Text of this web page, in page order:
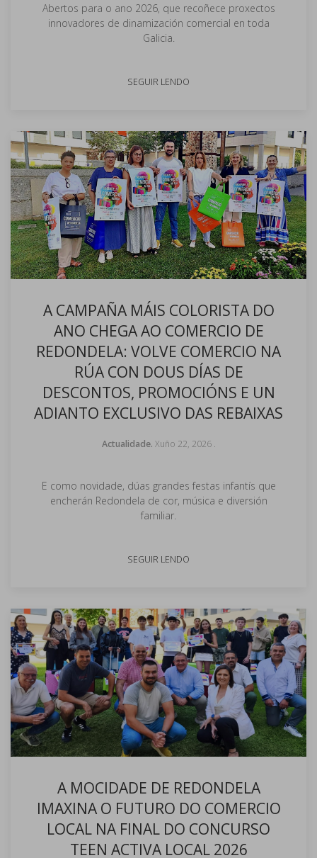
Abertos para o ano 2026, que recoñece proxectos
innovadores de dinamización comercial en toda
Galicia.
SEGUIR LENDO
A CAMPAÑA MÁIS COLORISTA DO
ANO CHEGA AO COMERCIO DE
REDONDELA: VOLVE COMERCIO NA
RÚA CON DOUS DÍAS DE
DESCONTOS, PROMOCIÓNS E UN
ADIANTO EXCLUSIVO DAS REBAIXAS
Actualidade. Xuño 22, 2026.
E como novidade, dúas grandes festas infantís que
encherán Redondela de cor, música e diversión
familiar.
SEGUIR LENDO
A MOCIDADE DE REDONDELA
IMAXINA O FUTURO DO COMERCIO
LOCAL NA FINAL DO CONCURSO
TEEN ACTIVA LOCAL 2026